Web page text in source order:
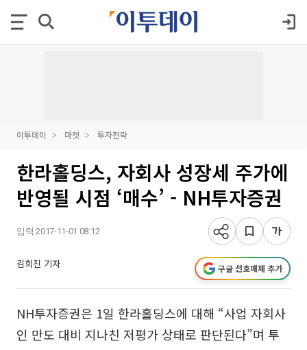
이투데이 마켓 투자전략
한라홀딩스, 자회사 성장세 주가에
반영될 시점 ‘매수’ - NH투자증권
입력 2017-11-01 08:12
김희진 기자 구글 선호매체 추가
NH투자증권은 1일 한라홀딩스에 대해 “사업 자회사
인 만도 대비 지나친 저평가 상태로 판단된다”며 투